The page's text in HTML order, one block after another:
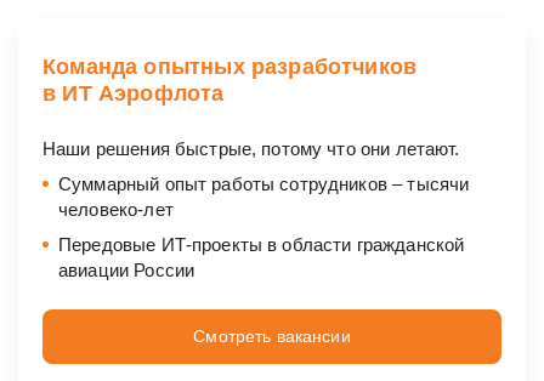
Команда опытных разработчиков
в ИТ Аэрофлота
Наши решения быстрые, потому что они летают.
Суммарный опыт работы сотрудников ‒ тысячи
человеко-лет
Передовые ИТ-проекты в области гражданской
авиации России
Смотреть вакансии